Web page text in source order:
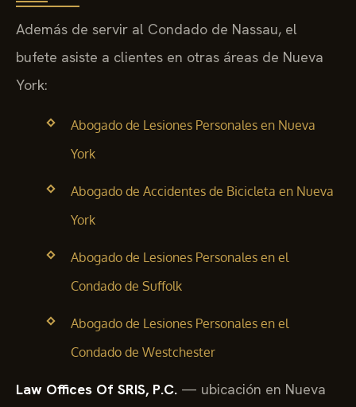
Además de servir al Condado de Nassau, el
bufete asiste a clientes en otras áreas de Nueva
York:
Abogado de Lesiones Personales en Nueva
York
Abogado de Accidentes de Bicicleta en Nueva
York
Abogado de Lesiones Personales en el
Condado de Suffolk
Abogado de Lesiones Personales en el
Condado de Westchester
Law Offices Of SRIS, P.C. — ubicación en Nueva